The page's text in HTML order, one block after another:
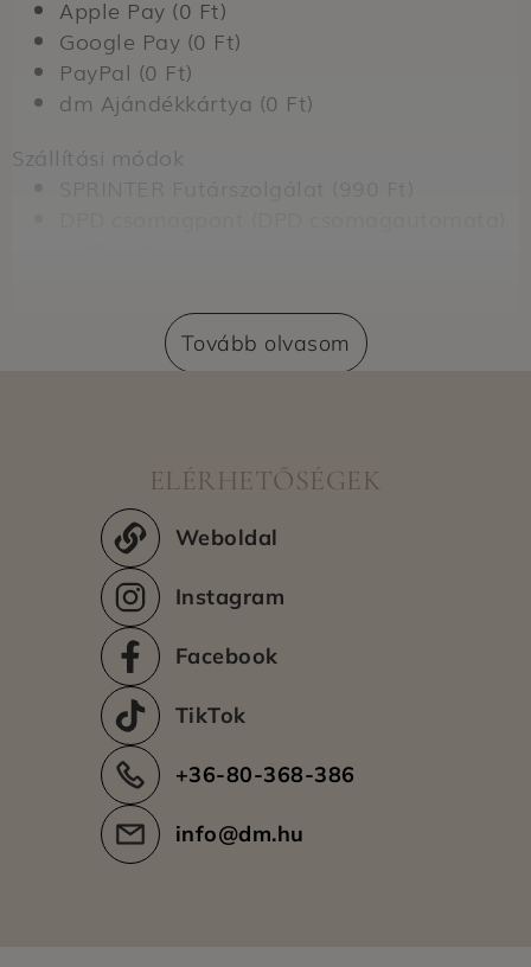
Apple Pay (0 Ft)
Google Pay (0 Ft)
PayPal (0 Ft)
dm Ajándékkártya (0 Ft)
Szállítási módok
Expressz átvétel dm üzletben (nem
regisztrált vásárlók számára) (399 Ft)
Expressz átvétel dm üzletben (regisztrált
Még nincs adat.
Tovább olvasom
ELÉRHETŐSÉGEK
Weboldal
Instagram
Facebook
TikTok
+36-80-368-386
info@dm.hu